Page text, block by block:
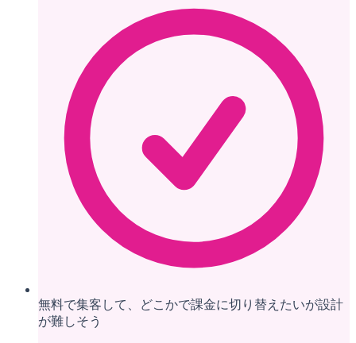
無料で集客して、どこかで課金に切り替えたいが設計
が難しそう